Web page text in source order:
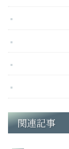
関連記事